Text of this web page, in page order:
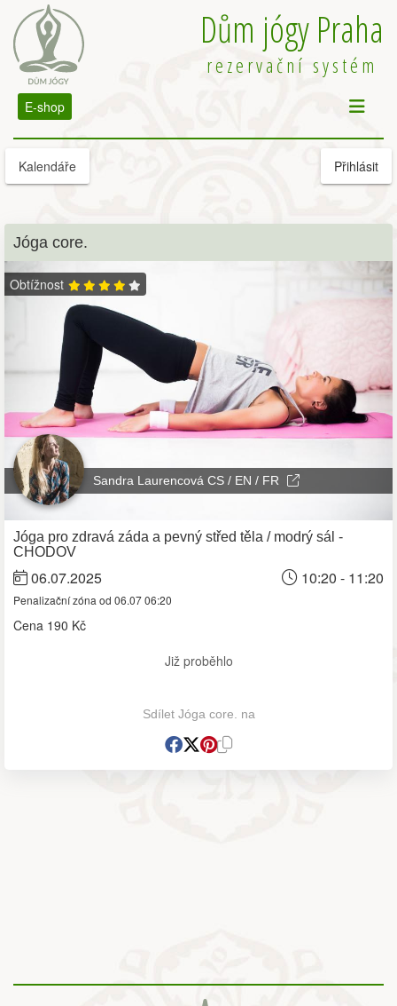
Dům jógy Praha
rezervační systém
E-shop
Kalendáře Přihlásit
Jóga core.
Obtížnost
Sandra Laurencová CS / EN / FR
Jóga pro zdravá záda a pevný střed těla / modrý sál -
CHODOV
06.07.2025 10:20 - 11:20
Penalizační zóna od 06.07 06:20
Cena 190 Kč
Již proběhlo
Sdílet Jóga core. na